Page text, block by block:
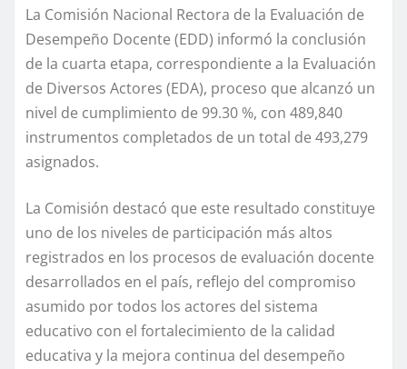
La Comisión Nacional Rectora de la Evaluación de
Desempeño Docente (EDD) informó la conclusión
de la cuarta etapa, correspondiente a la Evaluación
de Diversos Actores (EDA), proceso que alcanzó un
nivel de cumplimiento de 99.30 %, con 489,840
instrumentos completados de un total de 493,279
asignados.
La Comisión destacó que este resultado constituye
uno de los niveles de participación más altos
registrados en los procesos de evaluación docente
desarrollados en el país, reflejo del compromiso
asumido por todos los actores del sistema
educativo con el fortalecimiento de la calidad
educativa y la mejora continua del desempeño